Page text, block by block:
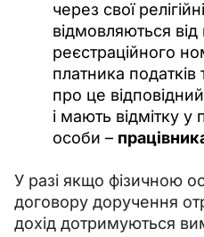
через свої
відмовляються від
реєстраційного
платника податків
про це
і мають відмітку у
особи –
У разі якщо фізичною
договору доручення
дохід дотримуються